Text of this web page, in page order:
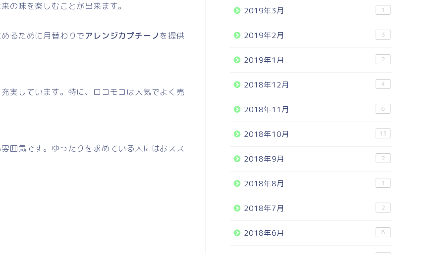
の味を楽しむことが出来ます。
るために月替わりでアレンジカプチーノを提供
実しています。特に、ロコモコは人気でよく売
囲気です。ゆったりを求めている人にはおスス
2019年3月 1
2019年2月 3
2019年1月 2
2018年12月 4
2018年11月 6
2018年10月 13
2018年9月 2
2018年8月 1
2018年7月 2
2018年6月 6